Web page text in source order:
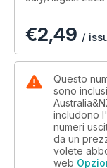
€2,49 /
Questo
sono
includono
numeri
da un
volete
web